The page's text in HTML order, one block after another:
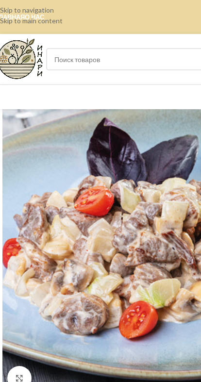
Skip to navigation
Skip to main content
О НАС
Нажмите, чтобы увеличить